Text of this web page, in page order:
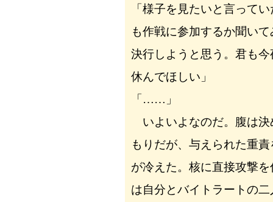
「様子を見たいと言って
も作戦に参加するか聞い
決行しようと思う。君も
休んでほしい」
「……」
いよいよなのだ。腹は決
もりだが、与えられた重
が冷えた。核に直接攻撃
は自分とバイトラートの